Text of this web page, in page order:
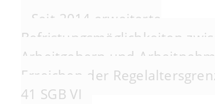
Seit 2014 erweiterte
Befristungsmöglichkeiten
Arbeitgebern und
Erreichen der
41 SGB VI